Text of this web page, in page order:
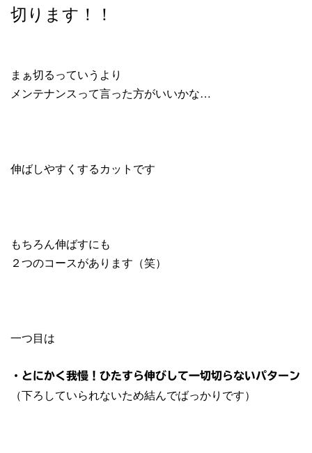
切ります！！
まぁ切るっていうより
メンテナンスって言った方がいいかな…
伸ばしやすくするカットです
もちろん伸ばすにも
２つのコースがあります（笑）
一つ目は
・とにかく我慢！ひたすら伸びして一切切らないパターン
（下ろしていられないため結んでばっかりです）